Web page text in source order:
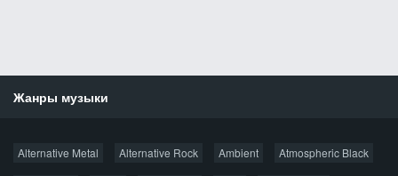
Жанры музыки
Alternative Metal Alternative Rock Ambient Atmospheric Black
Новые раздачи